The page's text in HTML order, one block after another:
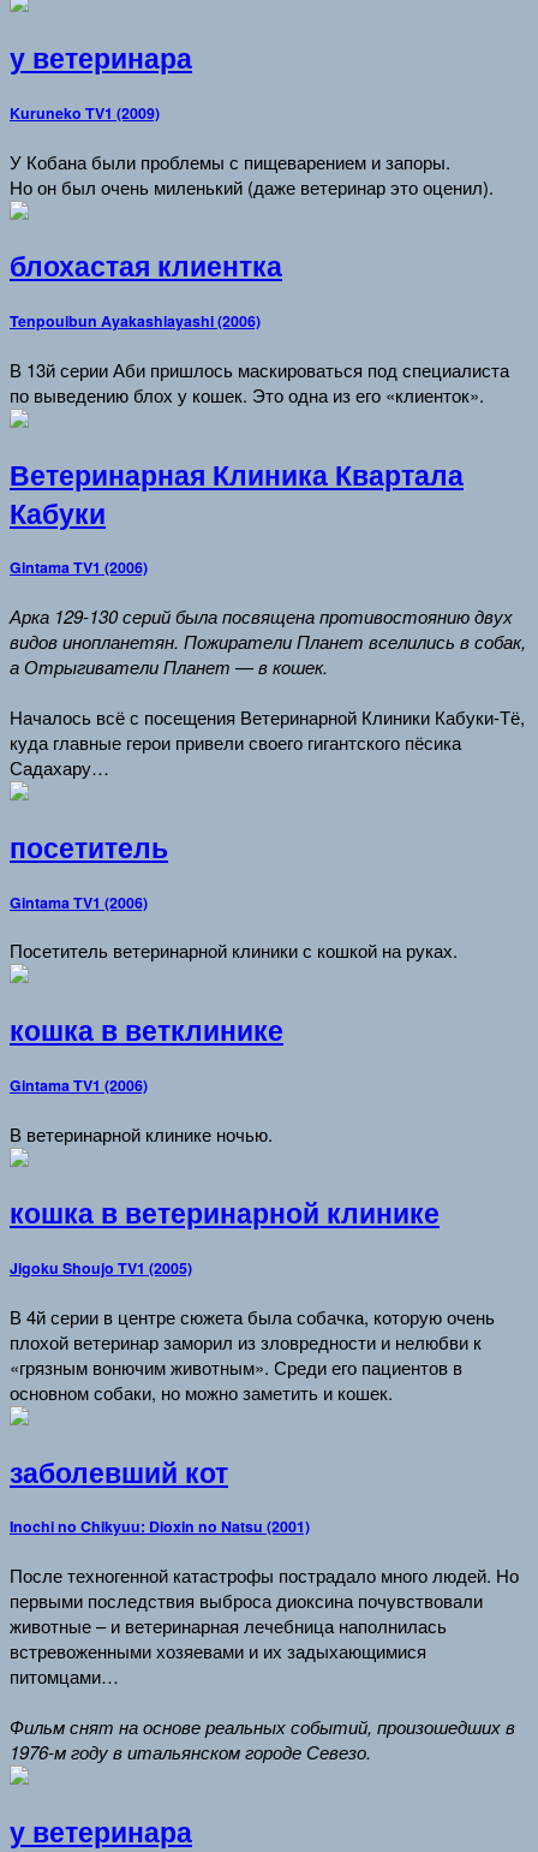
у ветеринара
Kuruneko TV1 (2009)
У Кобана были проблемы с пищеварением и запоры.
Но он был очень миленький (даже ветеринар это оценил).
блохастая клиентка
Tenpouibun Ayakashiayashi (2006)
В 13й серии Аби пришлось маскироваться под специалиста
по выведению блох у кошек. Это одна из его «клиенток».
Ветеринарная Клиника Квартала
Кабуки
Gintama TV1 (2006)
Арка 129-130 серий была посвящена противостоянию двух
видов инопланетян. Пожиратели Планет вселились в собак,
а Отрыгиватели Планет — в кошек.
Началось всё с посещения Ветеринарной Клиники Кабуки-Тё,
куда главные герои привели своего гигантского пёсика
Садахару…
посетитель
Gintama TV1 (2006)
Посетитель ветеринарной клиники с кошкой на руках.
кошка в ветклинике
Gintama TV1 (2006)
В ветеринарной клинике ночью.
кошка в ветеринарной клинике
Jigoku Shoujo TV1 (2005)
В 4й серии в центре сюжета была собачка, которую очень
плохой ветеринар заморил из зловредности и нелюбви к
«грязным вонючим животным». Среди его пациентов в
основном собаки, но можно заметить и кошек.
заболевший кот
Inochi no Chikyuu: Dioxin no Natsu (2001)
После техногенной катастрофы пострадало много людей. Но
первыми последствия выброса диоксина почувствовали
животные – и ветеринарная лечебница наполнилась
встревоженными хозяевами и их задыхающимися
питомцами…
Фильм снят на основе реальных событий, произошедших в
1976-м году в итальянском городе Севезо.
у ветеринара